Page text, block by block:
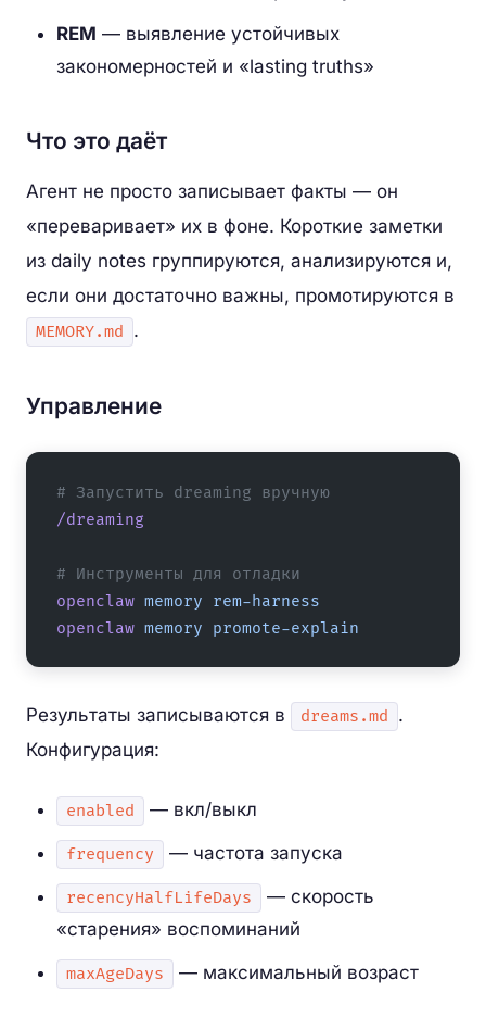
REM — выявление устойчивых
закономерностей и «lasting truths»
Что это даёт
Агент не просто записывает факты — он
«переваривает» их в фоне. Короткие заметки
из daily notes группируются, анализируются и,
если они достаточно важны, промотируются в
MEMORY.md .
Управление
# Запустить dreaming вручную
/dreaming
# Инструменты для отладки
openclaw memory rem-harness
openclaw memory promote-explain
Результаты записываются в dreams.md .
Конфигурация:
enabled — вкл/выкл
frequency — частота запуска
recencyHalfLifeDays
— скорость
«старения» воспоминаний
maxAgeDays — максимальный возраст